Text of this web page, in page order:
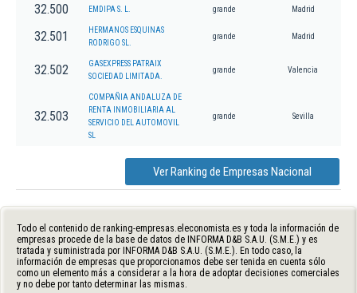
32.500 EMDIPA S. L. grande Madrid
32.501
HERMANOS ESQUINAS
RODRIGO SL.
grande Madrid
32.502
GASEXPRESS PATRAIX
SOCIEDAD LIMITADA.
grande Valencia
32.503
COMPAÑIA ANDALUZA DE
RENTA INMOBILIARIA AL
SERVICIO DEL AUTOMOVIL
SL
grande Sevilla
Ver Ranking de Empresas Nacional
Todo el contenido de ranking-empresas.eleconomista.es y toda la información de
empresas procede de la base de datos de INFORMA D&B S.A.U. (S.M.E.) y es
tratada y suministrada por INFORMA D&B S.A.U. (S.M.E.). En todo caso, la
información de empresas que proporcionamos debe ser tenida en cuenta sólo
como un elemento más a considerar a la hora de adoptar decisiones comerciales
y no debe por tanto determinar las mismas.